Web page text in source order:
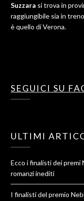
Suzzara si trova in
raggiungibile sia in
è quello di Verona.
SEGUICI SU
ULTIMI
Ecco i finalisti dei premi
romanzi inediti
I finalisti del premio